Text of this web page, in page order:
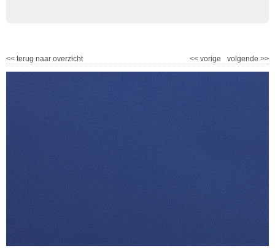
<< terug naar overzicht volgende >>
<< vorige